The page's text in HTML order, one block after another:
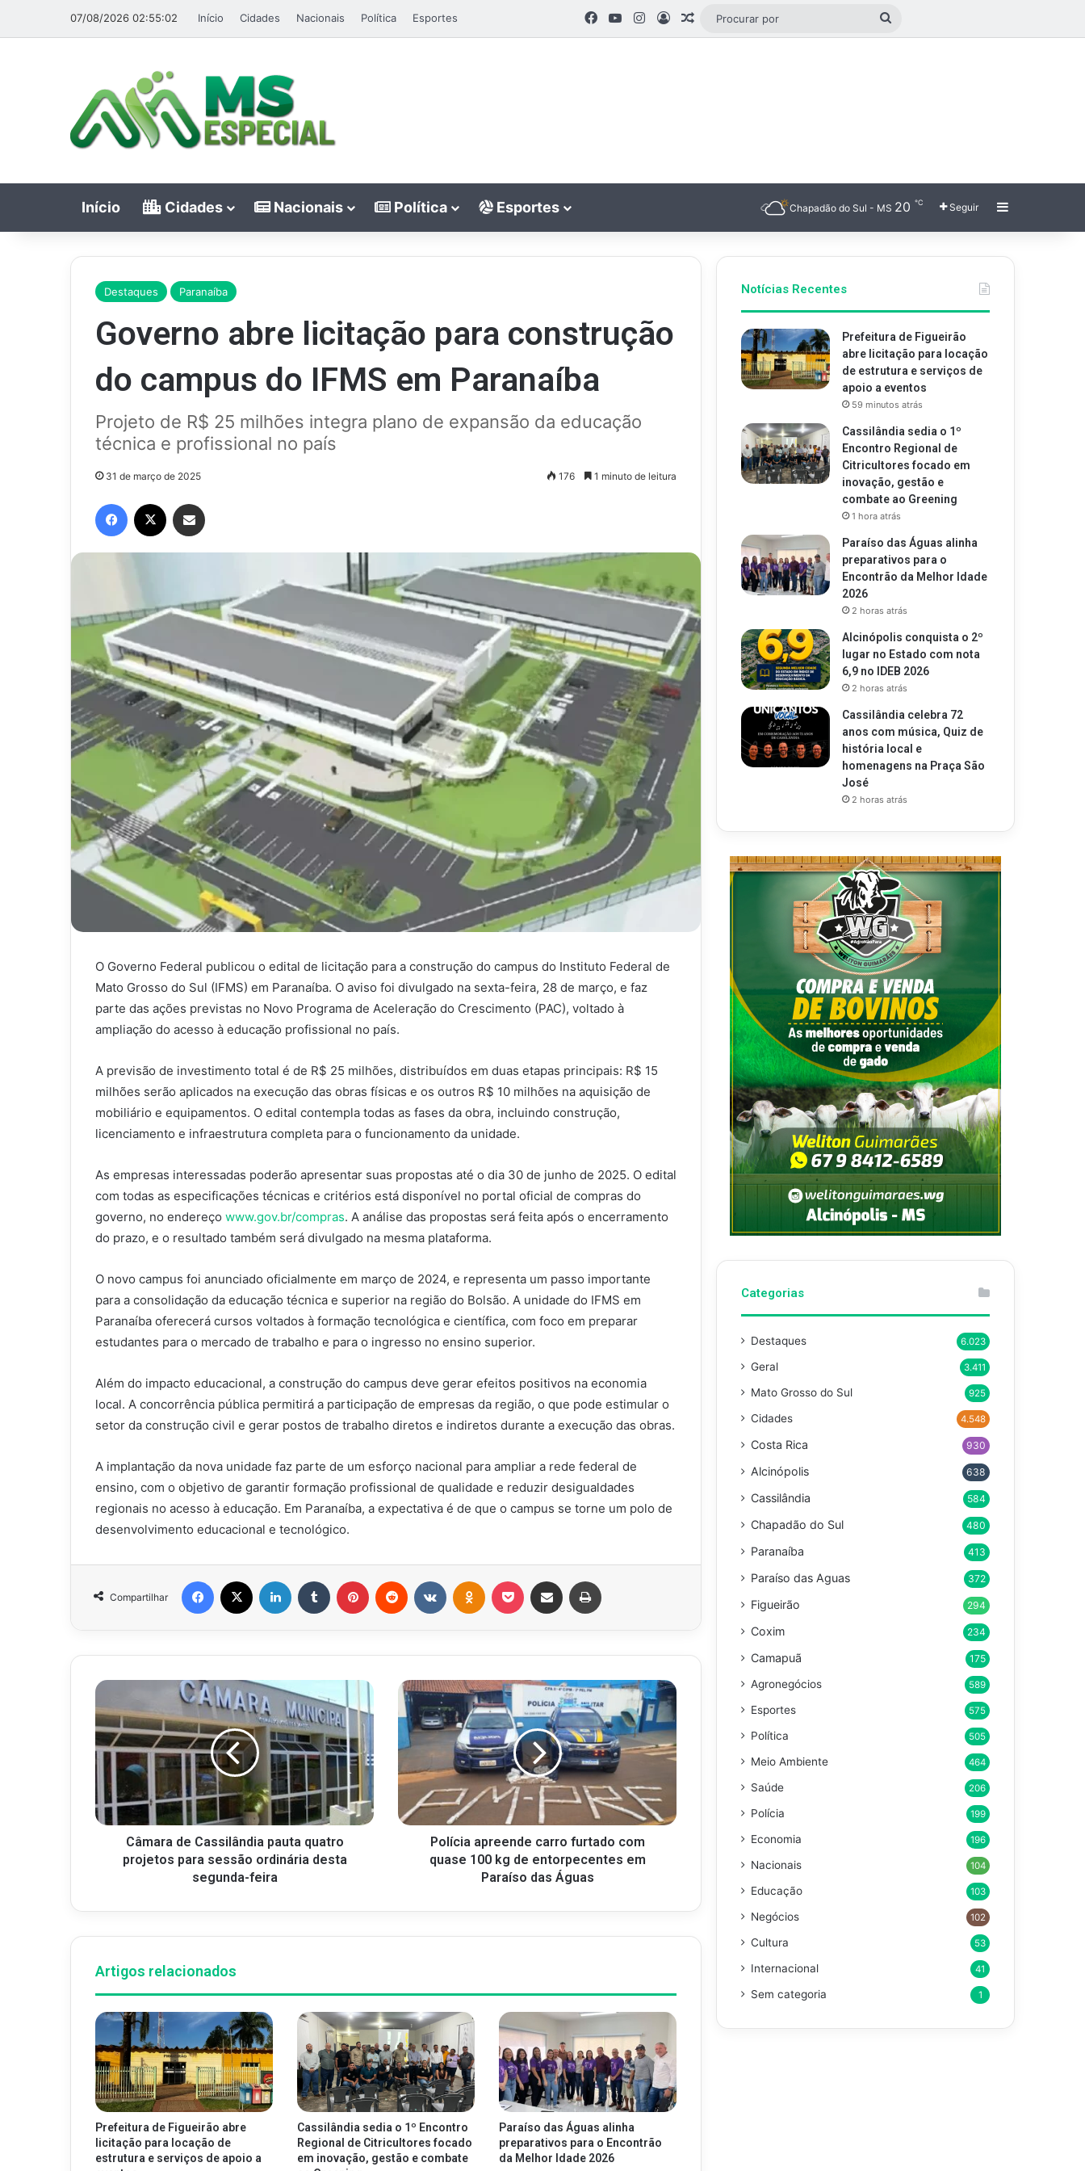
07/08/2026 02:55:02 Início Cidades Nacionais Política Esportes Facebook
YouTubeInstagram
EntrarArtigo aleatório
Início Cidades Nacionais Política Esportes Chapadão do Sul - MS 20 ℃ Seguir Barra Lateral
Destaques Paranaíba
Governo abre licitação para construção
do campus do IFMS em Paranaíba
Projeto de R$ 25 milhões integra plano de expansão da educação
técnica e profissional no país
31 de março de 2025 176 1 minuto de leitura
Facebook
O Governo Federal publicou o edital de licitação para a construção do campus do Instituto Federal de
Mato Grosso do Sul (IFMS) em Paranaíba. O aviso foi divulgado na sexta-feira, 28 de março, e faz
parte das ações previstas no Novo Programa de Aceleração do Crescimento (PAC), voltado à
ampliação do acesso à educação profissional no país.
A previsão de investimento total é de R$ 25 milhões, distribuídos em duas etapas principais: R$ 15
milhões serão aplicados na execução das obras físicas e os outros R$ 10 milhões na aquisição de
mobiliário e equipamentos. O edital contempla todas as fases da obra, incluindo construção,
licenciamento e infraestrutura completa para o funcionamento da unidade.
As empresas interessadas poderão apresentar suas propostas até o dia 30 de junho de 2025. O edital
com todas as especificações técnicas e critérios está disponível no portal oficial de compras do
governo, no endereço www.gov.br/compras. A análise das propostas será feita após o encerramento
do prazo, e o resultado também será divulgado na mesma plataforma.
O novo campus foi anunciado oficialmente em março de 2024, e representa um passo importante
para a consolidação da educação técnica e superior na região do Bolsão. A unidade do IFMS em
Paranaíba oferecerá cursos voltados à formação tecnológica e científica, com foco em preparar
estudantes para o mercado de trabalho e para o ingresso no ensino superior.
Além do impacto educacional, a construção do campus deve gerar efeitos positivos na economia
local. A concorrência pública permitirá a participação de empresas da região, o que pode estimular o
setor da construção civil e gerar postos de trabalho diretos e indiretos durante a execução das obras.
A implantação da nova unidade faz parte de um esforço nacional para ampliar a rede federal de
ensino, com o objetivo de garantir formação profissional de qualidade e reduzir desigualdades
regionais no acesso à educação. Em Paranaíba, a expectativa é de que o campus se torne um polo de
desenvolvimento educacional e tecnológico.
Compartilhar
Facebook Linkedin Tumblr Pinterest Reddit Pocket Compartilhar via e-mail
Câmara de Cassilândia pauta quatro
projetos para sessão ordinária desta
segunda-feira
Polícia apreende carro furtado com
quase 100 kg de entorpecentes em
Paraíso das Águas
Artigos relacionados
Prefeitura de Figueirão abre
licitação para locação de
estrutura e serviços de apoio a
Cassilândia sedia o 1º Encontro
Regional de Citricultores focado
em inovação, gestão e combate
Paraíso das Águas alinha
preparativos para o Encontrão
da Melhor Idade 2026
Notícias Recentes
Prefeitura de Figueirão
abre licitação para locação
de estrutura e serviços de
apoio a eventos
59 minutos atrás
Cassilândia sedia o 1º
Encontro Regional de
Citricultores focado em
inovação, gestão e
combate ao Greening
1 hora atrás
Paraíso das Águas alinha
preparativos para o
Encontrão da Melhor Idade
2026
2 horas atrás
Alcinópolis conquista o 2º
lugar no Estado com nota
6,9 no IDEB 2026
2 horas atrás
Cassilândia celebra 72
anos com música, Quiz de
história local e
homenagens na Praça São
José
2 horas atrás
Categorias
Destaques 6.023
Geral 3.411
Mato Grosso do Sul 925
Cidades 4.548
Costa Rica 930
Alcinópolis 638
Cassilândia 584
Chapadão do Sul 480
Paranaíba 413
Paraíso das Aguas 372
Figueirão 294
Coxim 234
Camapuã 175
Agronegócios 589
Esportes 575
Política 505
Meio Ambiente 464
Saúde 206
Polícia 199
Economia 196
Nacionais 104
Educação 103
Negócios 102
Cultura 53
Internacional 41
Sem categoria 1